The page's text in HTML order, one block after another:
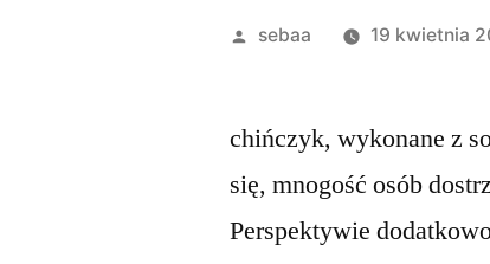
Posted
sebaa 19 kwietnia
chińczyk, wykonane z
się, mnogość osób
Perspektywie